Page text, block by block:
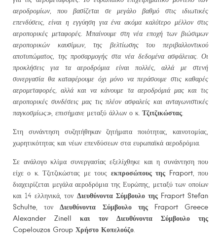
αεροδρομίων, που βασίζεται σε μεγάλο βαθμό στις ιδιωτικές
επενδύσεις, είναι η εγγύηση για ένα ακόμα καλύτερο μέλλον στις
αεροπορικές μεταφορές. Μπαίνουμε στη νέα εποχή των βιώσιμων
αεροπορικών καυσίμων, της βελτίωσης του περιβαλλοντικού
αποτυπώματος, της προσαρμογής στα νέα δεδομένα ασφάλειας. Οι
προκλήσεις για τα αεροδρόμια είναι πολλές, αλλά με στενή
συνεργασία θα καταφέρουμε όχι μόνο να περάσουμε στις καθαρές
αερομεταφορές, αλλά και να κάνουμε τα αεροδρόμιά μας και τις
αεροπορικές συνδέσεις μας τις πλέον ασφαλείς και ανταγωνιστικές
παγκοσμίως», επισήμανε μεταξύ άλλων ο κ. Τζιτζικώστας
Στη συνάντηση συζητήθηκαν ζητήματα ποιότητας, καινοτομίας,
χωρητικότητας και νέων επενδύσεων στα ευρωπαϊκά αεροδρόμια.
Σε ανάλογο κλίμα συνεργασίας εξελίχθηκε και η συνάντηση που
είχε ο κ. Τζιτζικώστας με τους εκπροσώπους της Fraport, που
διαχειρίζεται μεγάλα αεροδρόμια της Ευρώπης, μεταξύ των οποίων
και 14 ελληνικά, τον Διευθύνοντα Σύμβουλο της Fraport Stefan
Schulte , τονΔιευθύνοντα Σύμβουλο της Fraport Greece
AlexanderZinell και τον Διευθύνοντα Σύμβουλο της
Copelouzos Group Χρήστο Κοπελούζο